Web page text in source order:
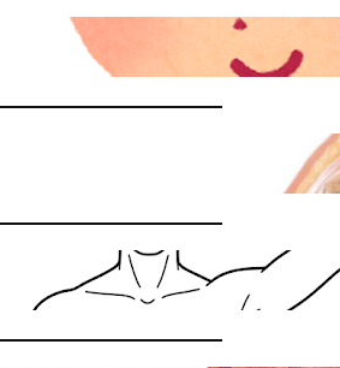
療養費改定のお知らせ
肩関節脱臼の整復法